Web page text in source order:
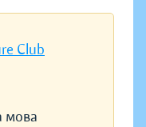
Club
мова